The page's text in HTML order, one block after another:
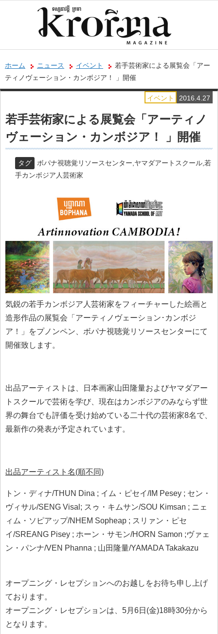
ホーム ニュース イベント
若手芸術家による展覧会「アー
ティノヴェーション・カンボジア！ 」開催
2016.4.27
イベント
若手芸術家による展覧会「アーティノ
ヴェーション・カンボジア！ 」開催
タグ ボパナ視聴覚リソースセンター ヤマダアートスクール 若
手カンボジア人芸術家
気鋭の若手カンボジア人芸術家をフィーチャーした絵画と
造形作品の展覧会「アーティノヴェーション･カンボジ
ア！」をプノンペン、ボパナ視聴覚リソースセンターにて
開催致します。
出品アーティストは、日本画家山田隆量およびヤマダアー
トスクールで芸術を学び、現在はカンボジアのみならず世
界の舞台でも評価を受け始めている二十代の芸術家8名で、
最新作の発表が予定されています。
出品アーティスト名(順不同)
トン・ディナ/THUN Dina ; イム・ピセイ/IM Pesey ; セン・
ヴィサル/SENG Visal; スゥ・キムサン/SOU Kimsan ; ニェ
ィム・ソピアップ/NHEM Sopheap ; スリァン・ピセ
イ/SREANG Pisey ; ホーン・サモン/HORN Samon ;ヴァェ
ン・パンナ/VEN Phanna ; 山田隆量/YAMADA Takakazu
オープニング・レセプションへのお越しをお待ち申し上げ
ております。
オープニング・レセプションは、5月6日(金)18時30分から
となります。